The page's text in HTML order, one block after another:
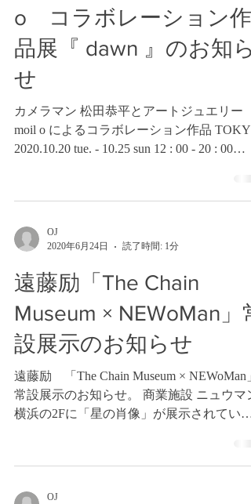
o コラボレーション作
品展『 dawn 』のお知ら
せ
カメラマン 松田恭平とアートジュエリー
moil o によるコラボレーション作品
2020.10.20 tue. - 10.25 sun 12 : 00 - 20 : 00
OJ
2020年6月24日
読了時間: 1分
遠藤励「The Chain
Museum × NEWoMan」
設展示のお知らせ
遠藤励 「The Chain Museum × NEWoMan
常設展示のお知らせ。 商業施設 ニュウマ
横浜の2Fに「星の肖像」が展示されていま
OJ